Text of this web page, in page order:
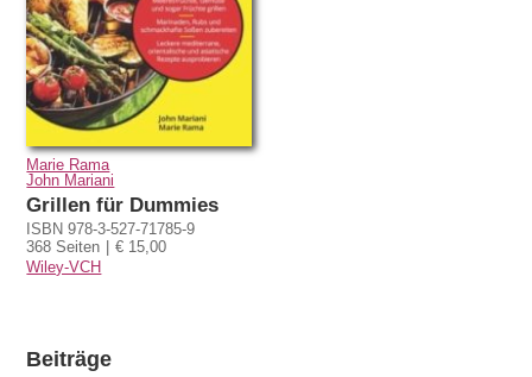
Marie Rama
John Mariani
Grillen für Dummies
ISBN 978-3-527-71785-9
368 Seiten
€ 15,00
Wiley-VCH
Beiträge